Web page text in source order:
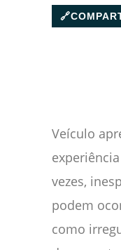
🔗
Veículo
vezes,
podem
como